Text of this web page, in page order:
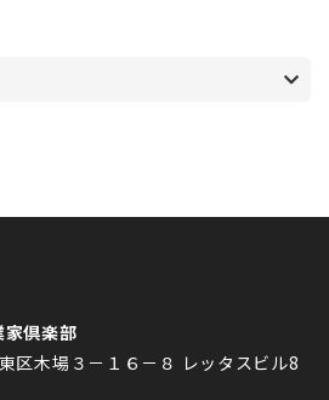
家倶楽部
木場３－１６－８ レッタスビル8